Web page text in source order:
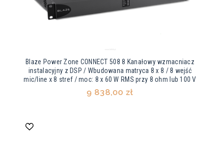
Blaze Power Zone CONNECT 508 8 Kanałowy wzmacniacz
instalacyjny z DSP / Wbudowana matryca 8 x 8 / 8 wejść
mic/line x 8 stref / moc: 8 x 60 W RMS przy 8 ohm lub 100 V
9 838,00 zł